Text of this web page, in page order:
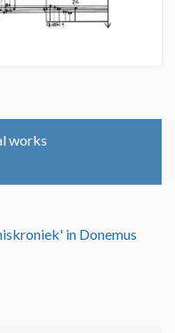
works
in Donemus